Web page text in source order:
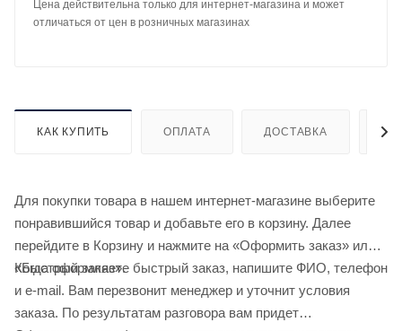
Цена действительна только для интернет-магазина и может
отличаться от цен в розничных магазинах
КАК КУПИТЬ ОПЛАТА ДОСТАВКА
Для покупки товара в нашем интернет-магазине выберите
понравившийся товар и добавьте его в корзину. Далее
перейдите в Корзину и нажмите на «Оформить заказ» или
«Быстрый заказ».
Когда оформляете быстрый заказ, напишите ФИО, телефон
и e-mail. Вам перезвонит менеджер и уточнит условия
заказа. По результатам разговора вам придет